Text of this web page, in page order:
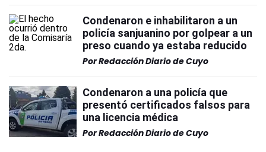
Condenaron e inhabilitaron a un
policía sanjuanino por golpear a un
preso cuando ya estaba reducido
PorRedacción Diario de Cuyo
Condenaron a una policía que
presentó certificados falsos para
una licencia médica
PorRedacción Diario de Cuyo